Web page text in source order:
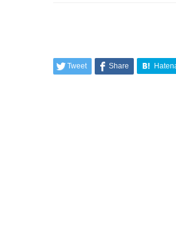
Tweet Share